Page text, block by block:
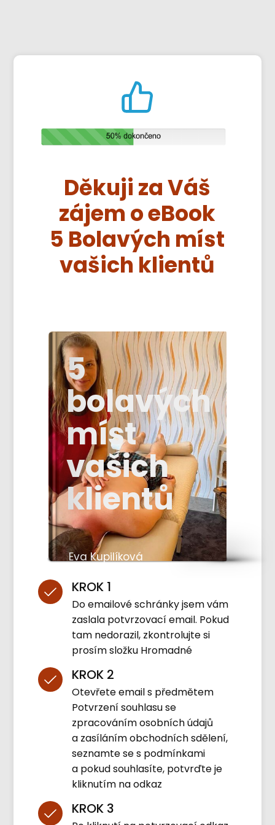
Děkuji za Váš
zájem o eBook
5 Bolavých míst
vašich klientů
5
bolavých
míst
vašich
klientů
Eva Kupilíková
KROK 1
Do emailové schránky jsem vám
zaslala potvrzovací email. Pokud
tam nedorazil, zkontrolujte si
prosím složku Hromadné
KROK 2
Otevřete email s předmětem
Potvrzení souhlasu se
zpracováním osobních údajů
a zasíláním obchodních sdělení,
seznamte se s podmínkami
a pokud souhlasíte, potvrďte je
kliknutím na odkaz
KROK 3